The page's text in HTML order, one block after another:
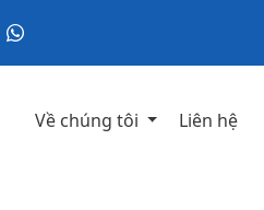
Về chúng tôi Liên hệ